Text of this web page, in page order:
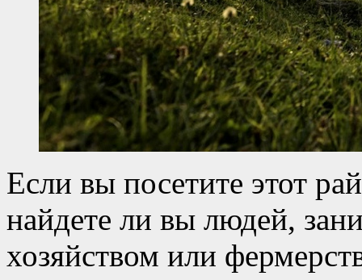
Если вы посетите этот
найдете ли вы людей,
хозяйством или